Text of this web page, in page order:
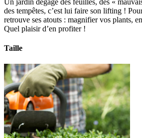
Un jardin dégagé des feuilles, des «
des tempêtes, c’est lui faire son lifting !
retrouve ses atouts : magnifier vos plants,
Quel plaisir d’en profiter !
Taille